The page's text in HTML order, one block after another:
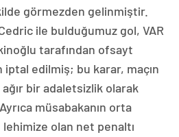
görmezden gelinmiştir.
ile bulduğumuz gol, VAR
tarafından ofsayt
iptal edilmiş; bu karar, maçın
bir adaletsizlik olarak
müsabakanın orta
olan net penaltı